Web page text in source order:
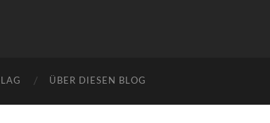
ÜBER DIESEN BLOG